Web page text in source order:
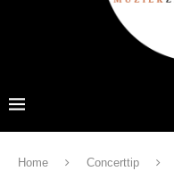
Home Concerttip